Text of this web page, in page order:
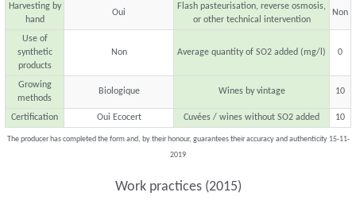
Harvesting by
hand
Oui
Flash pasteurisation, reverse osmosis,
or other technical intervention
Non
Use of
synthetic
products
Non Average quantity of SO2 added (mg/l) 0
Growing
methods
Biologique Wines by vintage 10
Certification Oui Ecocert Cuvées / wines without SO2 added 10
The producer has completed the form and, by their honour, guarantees their accuracy and authenticity 15-11-
2019
Work practices (2015)